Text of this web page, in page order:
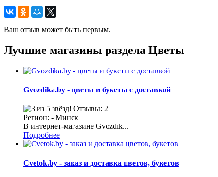
Ваш отзыв может быть первым.
Лучшие магазины раздела Цветы
Gvozdika.by - цветы и букеты с доставкой
Отзывы: 2
Регион: - Минск
В интернет-магазине Gvozdik...
Подробнее
Cvetok.by - заказ и доставка цветов, букетов